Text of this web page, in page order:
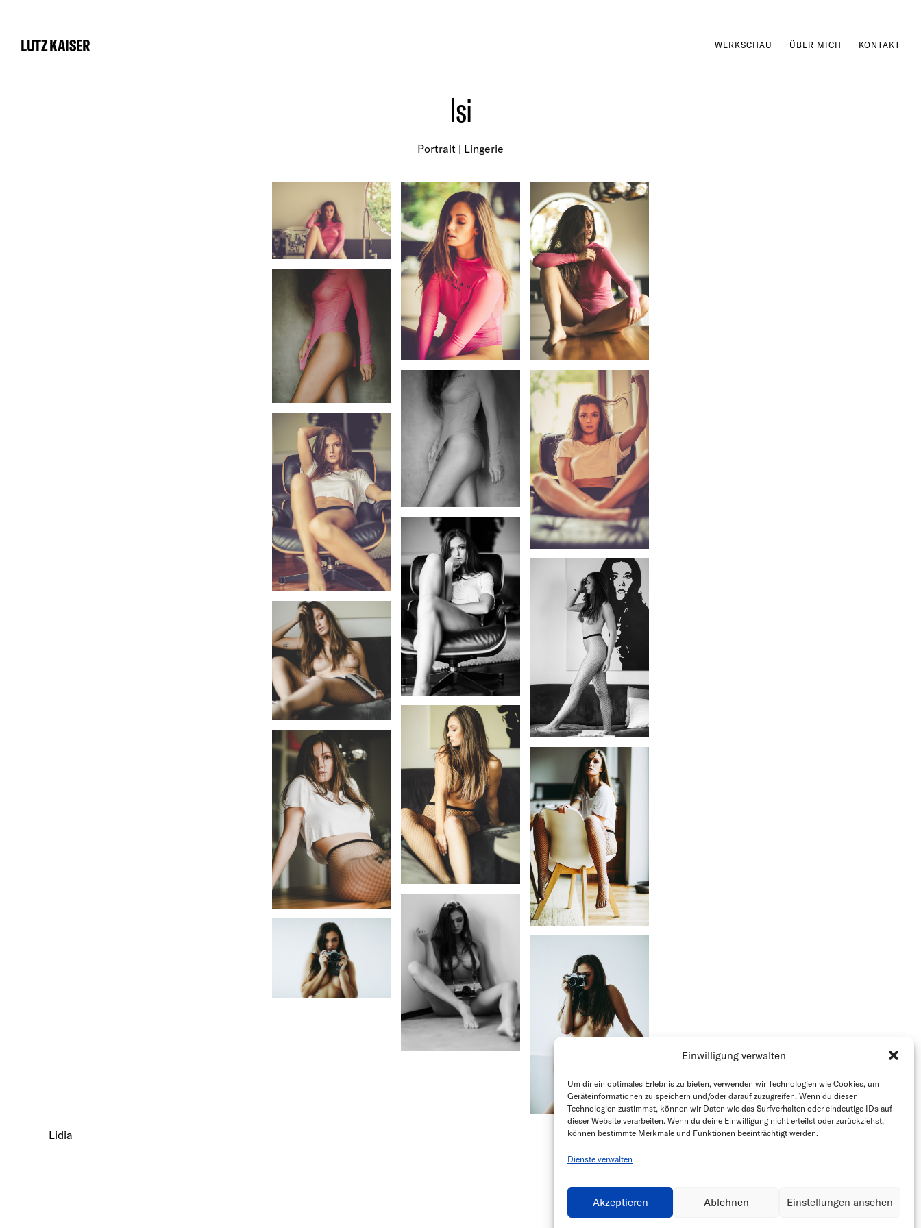
Einwilligung verwalten
Um dir ein optimales Erlebnis zu bieten, verwenden wir Technologien wie Cookies, um
Geräteinformationen zu speichern und/oder darauf zuzugreifen. Wenn du diesen
Technologien zustimmst, können wir Daten wie das Surfverhalten oder eindeutige IDs auf
dieser Website verarbeiten. Wenn du deine Einwilligung nicht erteilst oder zurückziehst,
können bestimmte Merkmale und Funktionen beeinträchtigt werden.
Dienste verwalten
Akzeptieren Ablehnen Einstellungen ansehen
LUTZ KAISER WERKSCHAU ÜBER MICH KONTAKT
Isi
Portrait | Lingerie
Lidia